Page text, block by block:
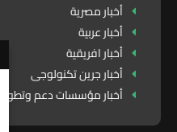
أخبار مصرية
أخبار عربية
أخبار افريقية
أخبار جرين تكنولوجى
أخبار مؤسسات دعم وتطوير